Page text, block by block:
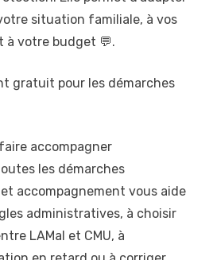
situation familiale, à vos
à votre budget 💬.
gratuit pour les démarches
accompagner
les démarches
accompagnement vous aide
administratives, à choisir
LAMal et CMU, à